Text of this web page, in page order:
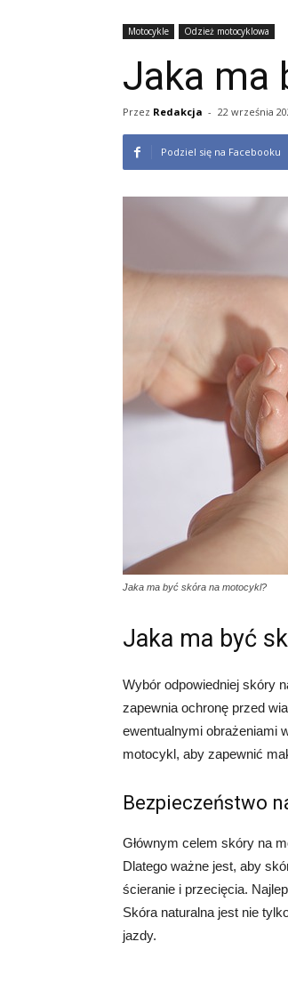
Motocykle Odzież motocyklowa
Jaka ma
Przez Redakcja - 22 września
Podziel się na Facebooku
Jaka ma być skóra na motocykl?
Jaka ma być
Wybór odpowiedniej skóry
zapewnia ochronę przed
ewentualnymi obrażeniami
motocykl, aby zapewnić
Bezpieczeństwo
Głównym celem skóry na
Dlatego ważne jest, aby
ścieranie i przecięcia.
Skóra naturalna jest nie
jazdy.